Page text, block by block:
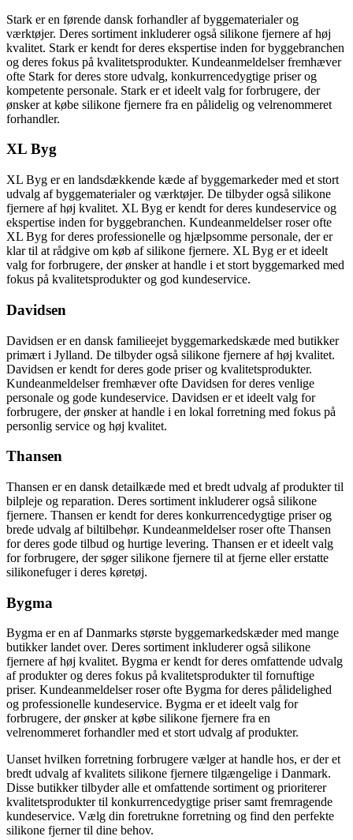
Stark er en førende dansk forhandler af byggematerialer og
værktøjer. Deres sortiment inkluderer også silikone fjernere af høj
kvalitet. Stark er kendt for deres ekspertise inden for byggebranchen
og deres fokus på kvalitetsprodukter. Kundeanmeldelser fremhæver
ofte Stark for deres store udvalg, konkurrencedygtige priser og
kompetente personale. Stark er et ideelt valg for forbrugere, der
ønsker at købe silikone fjernere fra en pålidelig og velrenommeret
forhandler.
XL Byg
XL Byg er en landsdækkende kæde af byggemarkeder med et stort
udvalg af byggematerialer og værktøjer. De tilbyder også silikone
fjernere af høj kvalitet. XL Byg er kendt for deres kundeservice og
ekspertise inden for byggebranchen. Kundeanmeldelser roser ofte
XL Byg for deres professionelle og hjælpsomme personale, der er
klar til at rådgive om køb af silikone fjernere. XL Byg er et ideelt
valg for forbrugere, der ønsker at handle i et stort byggemarked med
fokus på kvalitetsprodukter og god kundeservice.
Davidsen
Davidsen er en dansk familieejet byggemarkedskæde med butikker
primært i Jylland. De tilbyder også silikone fjernere af høj kvalitet.
Davidsen er kendt for deres gode priser og kvalitetsprodukter.
Kundeanmeldelser fremhæver ofte Davidsen for deres venlige
personale og gode kundeservice. Davidsen er et ideelt valg for
forbrugere, der ønsker at handle i en lokal forretning med fokus på
personlig service og høj kvalitet.
Thansen
Thansen er en dansk detailkæde med et bredt udvalg af produkter til
bilpleje og reparation. Deres sortiment inkluderer også silikone
fjernere. Thansen er kendt for deres konkurrencedygtige priser og
brede udvalg af biltilbehør. Kundeanmeldelser roser ofte Thansen
for deres gode tilbud og hurtige levering. Thansen er et ideelt valg
for forbrugere, der søger silikone fjernere til at fjerne eller erstatte
silikonefuger i deres køretøj.
Bygma
Bygma er en af Danmarks største byggemarkedskæder med mange
butikker landet over. Deres sortiment inkluderer også silikone
fjernere af høj kvalitet. Bygma er kendt for deres omfattende udvalg
af produkter og deres fokus på kvalitetsprodukter til fornuftige
priser. Kundeanmeldelser roser ofte Bygma for deres pålidelighed
og professionelle kundeservice. Bygma er et ideelt valg for
forbrugere, der ønsker at købe silikone fjernere fra en
velrenommeret forhandler med et stort udvalg af produkter.
Uanset hvilken forretning forbrugere vælger at handle hos, er der et
bredt udvalg af kvalitets silikone fjernere tilgængelige i Danmark.
Disse butikker tilbyder alle et omfattende sortiment og prioriterer
kvalitetsprodukter til konkurrencedygtige priser samt fremragende
kundeservice. Vælg din foretrukne forretning og find den perfekte
silikone fjerner til dine behov.